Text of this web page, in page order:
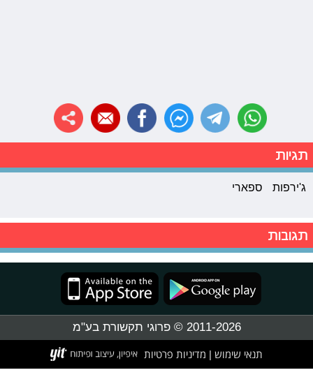
תגיות
ג'ירפות ספארי
תגובות
2011-2026 © פרוגי תקשורת בע"מ
תנאי שימוש מדיניות פרטיות